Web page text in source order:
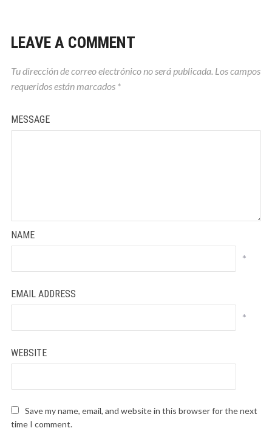
LEAVE A COMMENT
Tu dirección de correo electrónico no será publicada. Los campos
requeridos están marcados *
MESSAGE
NAME
*
EMAIL ADDRESS
*
WEBSITE
Save my name, email, and website in this browser for the next
time I comment.